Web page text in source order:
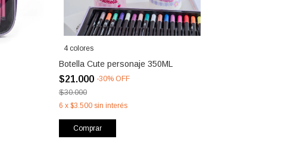
4 colores
Botella Cute personaje 350ML
$21.000 -30% OFF
$30.000
6 x $3.500 sin interés
Comprar